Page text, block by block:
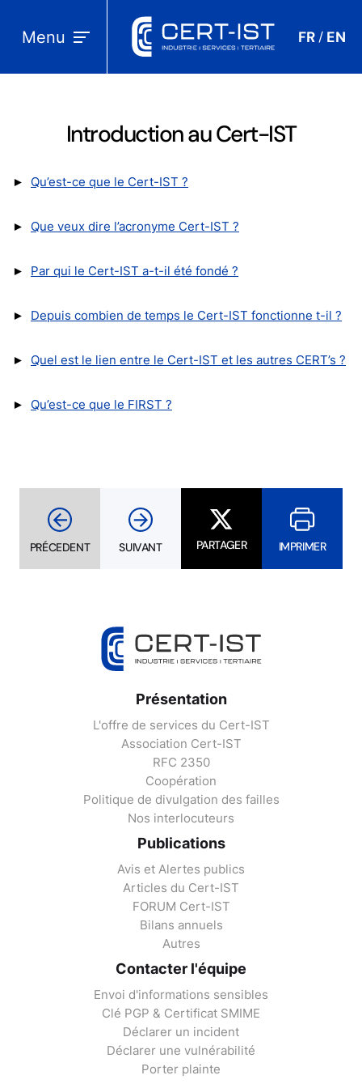
Menu FR / EN
Introduction au Cert-IST
► Qu’est-ce que le Cert-IST ?
► Que veux dire l’acronyme Cert-IST ?
► Par qui le Cert-IST a-t-il été fondé ?
► Depuis combien de temps le Cert-IST fonctionne t-il ?
► Quel est le lien entre le Cert-IST et les autres CERT’s ?
► Qu’est-ce que le FIRST ?
PRÉCEDENT SUIVANT PARTAGER IMPRIMER
Présentation
L'offre de services du Cert-IST
Association Cert-IST
RFC 2350
Coopération
Politique de divulgation des failles
Nos interlocuteurs
Publications
Avis et Alertes publics
Articles du Cert-IST
FORUM Cert-IST
Bilans annuels
Autres
Contacter l'équipe
Envoi d'informations sensibles
Clé PGP & Certificat SMIME
Déclarer un incident
Déclarer une vulnérabilité
Porter plainte